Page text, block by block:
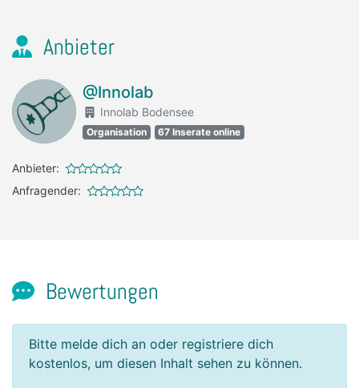
Anbieter
@Innolab
Innolab Bodensee
Organisation 67 Inserate online
Anbieter:
Anfragender:
Bewertungen
Bitte melde dich an oder registriere dich
kostenlos, um diesen Inhalt sehen zu können.